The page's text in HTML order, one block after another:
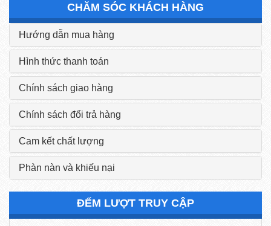
CHĂM SÓC KHÁCH HÀNG
Hướng dẫn mua hàng
Hình thức thanh toán
Chính sách giao hàng
Chính sách đổi trả hàng
Cam kết chất lượng
Phàn nàn và khiếu nại
ĐẾM LƯỢT TRUY CẬP